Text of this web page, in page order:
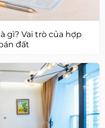
gì? Vai trò của hợp
đất